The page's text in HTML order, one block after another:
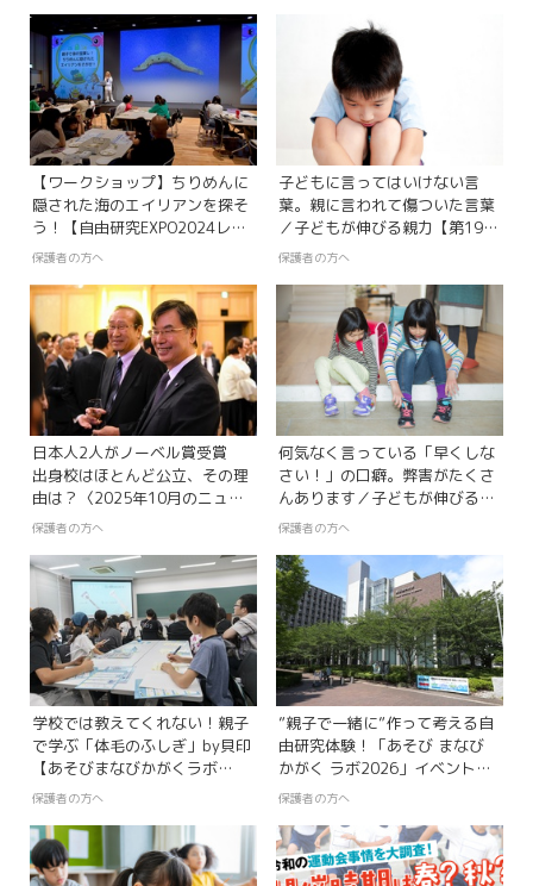
【ワークショップ】ちりめんに
隠された海のエイリアンを探そ
う！【自由研究EXPO2024レポ
ート】
保護者の方へ
子どもに言ってはいけない言
葉。親に言われて傷ついた言葉
／子どもが伸びる親力【第19
回】
保護者の方へ
日本人2人がノーベル賞受賞
出身校はほとんど公立、その理
由は？〈2025年10月のニュー
ス・科学
保護者の方へ
何気なく言っている「早くしな
さい！」の口癖。弊害がたくさ
んあります／子どもが伸びる親
力【第13回】
保護者の方へ
学校では教えてくれない！親子
で学ぶ「体毛のふしぎ」by貝印
【あそびまなびかがくラボ
2026 レポート】
保護者の方へ
”親子で一緒に”作って考える自
由研究体験！「あそび まなび
かがく ラボ2026」イベントレ
ポート
保護者の方へ